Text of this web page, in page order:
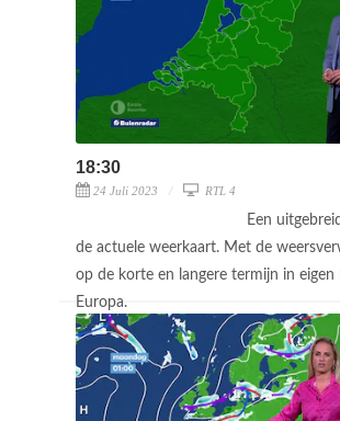
18:30
24 Juli 2023 RTL 4
Een
de actuele weerkaart. Met de
op de korte en langere termijn in eigen
Europa.